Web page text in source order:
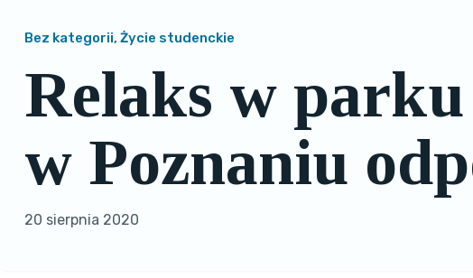
Bez kategorii, Życie studenckie
Relaks w
w Poznaniu
20 sierpnia 2020